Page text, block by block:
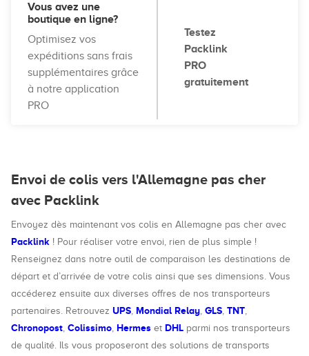
Vous avez une
boutique en ligne?
Optimisez vos
expéditions sans frais
supplémentaires grâce
à notre application
PRO
Testez
Packlink
PRO
gratuitement
Envoi de colis vers l'Allemagne pas cher
avec Packlink
Envoyez dès maintenant vos colis en Allemagne pas cher avec
Packlink ! Pour réaliser votre envoi, rien de plus simple !
Renseignez dans notre outil de comparaison les destinations de
départ et d’arrivée de votre colis ainsi que ses dimensions. Vous
accéderez ensuite aux diverses offres de nos transporteurs
partenaires. Retrouvez UPS, Mondial Relay, GLS, TNT,
Chronopost, Colissimo, Hermes et DHL parmi nos transporteurs
de qualité. Ils vous proposeront des solutions de transports